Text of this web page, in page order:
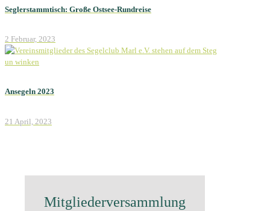
Seglerstammtisch: Große Ostsee-Rundreise
2 Februar, 2023
Ansegeln 2023
21 April, 2023
Mitgliederversammlung